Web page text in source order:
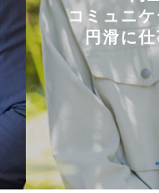
コミュニ
円滑に仕